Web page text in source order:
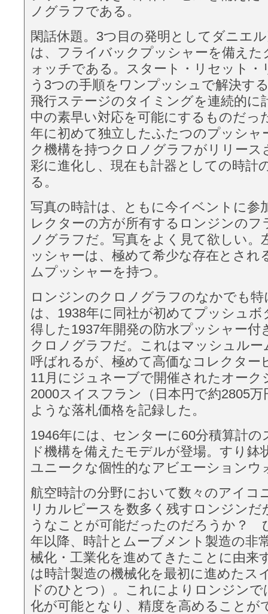
ノグラフである。
閑話休題。3つ目の発明としてダニエ
は、フライバックプッシャーを備え
ォッチである。スタート・リセット・
う3つの手順をワンプッシュで解決す
飛行ステージのタイミングを連続的に
中の素早い対応を可能にするものだっ
年に初めて独立したふたつのプッシャ
ク機構を持つクロノグラフがリリース
彩に進化し、現在も計器としての時計
る。
写真の時計は、ともに今イベントに参
レクターの方が所有するロンジンの
ノグラフだ。写真をよく見て欲しい。
ッシャーは、極めて希少な存在とされ
ムプッシャーを持つ。
ロンジンのクロノグラフのなかでも特
は、1938年に同社が初めてプッシュボ
得した1937年開発の防水プッシャー付
クロノグラフだ。これはマッシュル
呼ばれるが、極めて高価なコレクター
11月にジュネーブで開催されたオーク
2000スイスフラン（日本円で約2805
ような落札価格を記録した。
1946年には、センターに60分積算計
ド機構を備えたモデルが登場。すり鉢
ユニークな個性的なアビエーションウ
航空時計の分野において数々のアイコ
リカルピースを数多く残すロンジンだ
うなことが可能だったのだろうか？
年以降、時計とムーブメント製造の非
械化・工業化を進めてきたことに由来
は時計製造の機械化を最初に進めたス
ドのひとつ）。これによりロンジン
化が可能となり、精度を高めることが